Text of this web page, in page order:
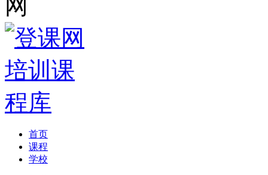
首页
课程
学校